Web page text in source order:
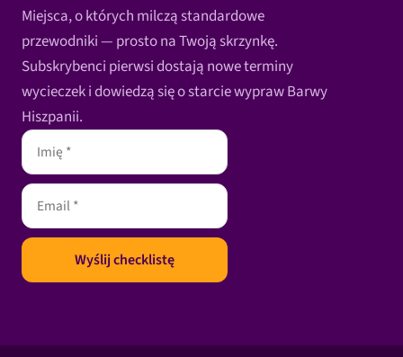
Miejsca, o których milczą standardowe
przewodniki — prosto na Twoją skrzynkę.
Subskrybenci pierwsi dostają nowe terminy
wycieczek i dowiedzą się o starcie wypraw Barwy
Hiszpanii.